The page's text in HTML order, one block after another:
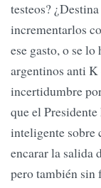
testeos?
incrementarlos
ese gasto, o se
argentinos anti K
incertidumbre
que el
inteligente sobre
encarar la salida
pero también sin